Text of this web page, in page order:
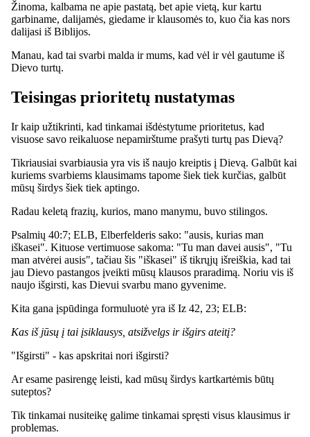
Žinoma, kalbama ne apie pastatą, bet apie vietą, kur kartu
garbiname, dalijamės, giedame ir klausomės to, kuo čia kas nors
dalijasi iš Biblijos.
Manau, kad tai svarbi malda ir mums, kad vėl ir vėl gautume iš
Dievo turtų.
Teisingas prioritetų nustatymas
Ir kaip užtikrinti, kad tinkamai išdėstytume prioritetus, kad
visuose savo reikaluose nepamirštume prašyti turtų pas Dievą?
Tikriausiai svarbiausia yra vis iš naujo kreiptis į Dievą. Galbūt kai
kuriems svarbiems klausimams tapome šiek tiek kurčias, galbūt
mūsų širdys šiek tiek aptingo.
Radau keletą frazių, kurios, mano manymu, buvo stilingos.
Psalmių 40:7; ELB, Elberfelderis sako: "ausis, kurias man
iškasei". Kituose vertimuose sakoma: "Tu man davei ausis", "Tu
man atvėrei ausis", tačiau šis "iškasei" iš tikrųjų išreiškia, kad tai
jau Dievo pastangos įveikti mūsų klausos praradimą. Noriu vis iš
naujo išgirsti, kas Dievui svarbu mano gyvenime.
Kita gana įspūdinga formuluotė yra iš Iz 42, 23; ELB:
Kas iš jūsų į tai įsiklausys, atsižvelgs ir išgirs ateitį?
"Išgirsti" - kas apskritai nori išgirsti?
Ar esame pasirengę leisti, kad mūsų širdys kartkartėmis būtų
suteptos?
Tik tinkamai nusiteikę galime tinkamai spręsti visus klausimus ir
problemas.